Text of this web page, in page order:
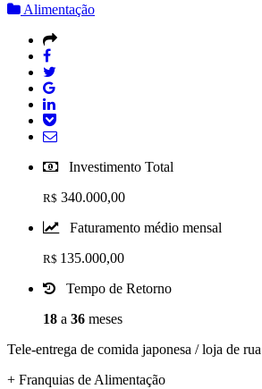
Alimentação
Investimento Total
R$ 340.000,00
Faturamento médio mensal
R$ 135.000,00
Tempo de Retorno
18 a 36 meses
Tele-entrega de comida japonesa / loja de
+ Franquias de Alimentação